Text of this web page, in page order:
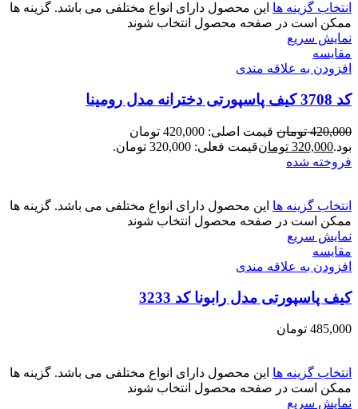
انتخاب گزینه ها این محصول دارای انواع مختلفی می باشد. گزینه ها
ممکن است در صفحه محصول انتخاب شوند
نمایش سریع
مقايسه
افزودن به علاقه مندی
کد 3708 کیف پاسپورتی دخترانه مدل رومینا
420,000 تومان
قیمت اصلی: 420,000 تومان
بود.320,000 تومانقیمت فعلی: 320,000 تومان.
فروخته شده
انتخاب گزینه ها این محصول دارای انواع مختلفی می باشد. گزینه ها
ممکن است در صفحه محصول انتخاب شوند
نمایش سریع
مقايسه
افزودن به علاقه مندی
کیف پاسپورتی مدل رابونا کد 3233
485,000 تومان
انتخاب گزینه ها این محصول دارای انواع مختلفی می باشد. گزینه ها
ممکن است در صفحه محصول انتخاب شوند
نمایش سریع